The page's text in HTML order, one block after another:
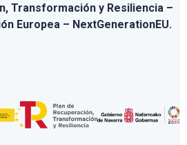
Transformación y Resiliencia –
Europea – NextGenerationEU.